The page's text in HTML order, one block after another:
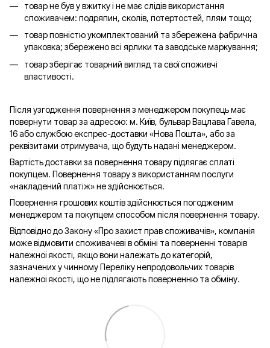
товар не був у вжитку і не має слідів використання
споживачем: подряпин, сколів, потертостей, плям тощо;
товар повністю укомплектований та збережена фабрична
упаковка; збережено всі ярлики та заводське маркування;
товар зберігає товарний вигляд та свої споживчі
властивості.
Після узгодження повернення з менеджером покупець має
повернути товар за адресою: м. Київ, бульвар Вацлава Гавела,
16 або службою експрес-доставки «Нова Пошта», або за
реквізитами отримувача, що будуть надані менеджером.
Вартість доставки за повернення товару підлягає сплаті
покупцем. Повернення товару з використанням послуги
«накладений платіж» не здійснюється.
Повернення грошових коштів здійснюється погодженим
менеджером та покупцем способом після повернення товару.
Відповідно до Закону «Про захист прав споживачів», компанія
може відмовити споживачеві в обміні та поверненні товарів
належної якості, якщо вони належать до категорій,
зазначених у чинному Переліку непродовольчих товарів
належної якості, що не підлягають поверненню та обміну.